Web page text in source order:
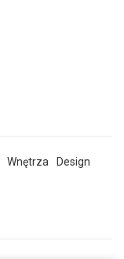
Wnętrza
Design